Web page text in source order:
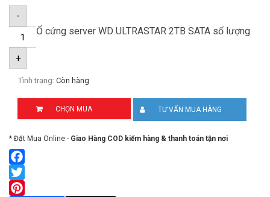
-
Ổ cứng server WD ULTRASTAR 2TB SATA số lượng
+
Tình trạng: Còn hàng
CHỌN MUA TƯ VẤN MUA HÀNG
* Đặt Mua Online - Giao Hàng COD kiểm hàng & thanh toán tận nơi
Facebook
Twitter